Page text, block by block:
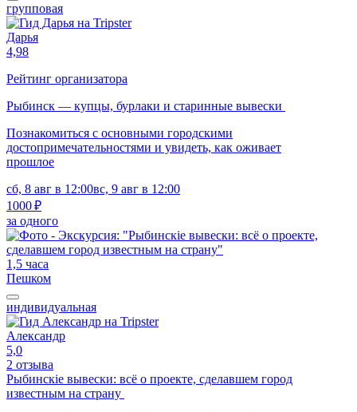
групповая
Дарья
4,98
Рейтинг организатора
Рыбинск — купцы, бурлаки и старинные вывески
Познакомиться с основными городскими
достопримечательностями и увидеть, как оживает
прошлое
сб, 8 авг в 12:00вс, 9 авг в 12:00
1000 ₽
за одного
1,5 часа
Пешком
индивидуальная
Александр
5,0
2 отзыва
Рыбинскiе вывески: всё о проекте, сделавшем город
известным на страну